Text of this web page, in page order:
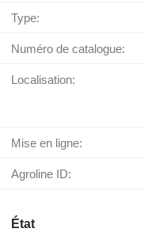
Type:
Numéro de catalogue:
Localisation:
Mise en ligne:
Agroline ID:
État